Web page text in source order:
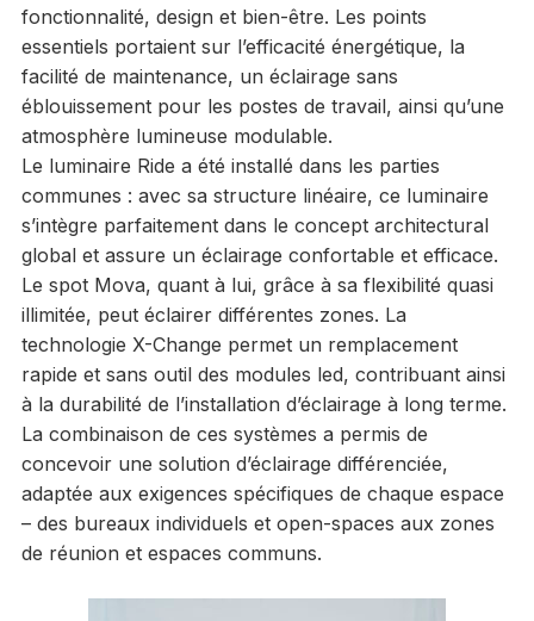
fonctionnalité, design et bien-être. Les points
essentiels portaient sur l’efficacité énergétique, la
facilité de maintenance, un éclairage sans
éblouissement pour les postes de travail, ainsi qu’une
atmosphère lumineuse modulable.
Le luminaire Ride a été installé dans les parties
communes : avec sa structure linéaire, ce luminaire
s’intègre parfaitement dans le concept architectural
global et assure un éclairage confortable et efficace.
Le spot Mova, quant à lui, grâce à sa flexibilité quasi
illimitée, peut éclairer différentes zones. La
technologie X-Change permet un remplacement
rapide et sans outil des modules led, contribuant ainsi
à la durabilité de l’installation d’éclairage à long terme.
La combinaison de ces systèmes a permis de
concevoir une solution d’éclairage différenciée,
adaptée aux exigences spécifiques de chaque espace
– des bureaux individuels et open-spaces aux zones
de réunion et espaces communs.